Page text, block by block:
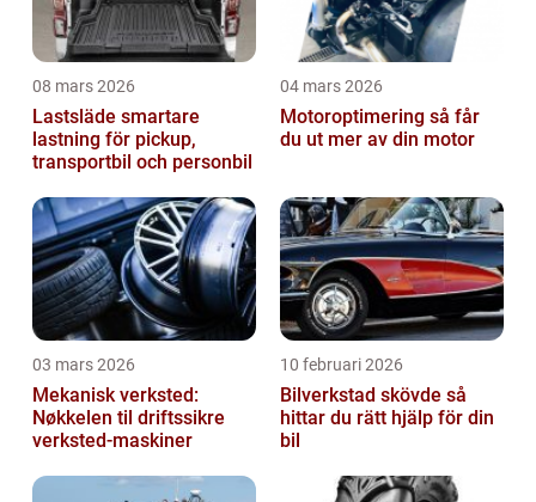
08 mars 2026
Lastsläde smartare
lastning för pickup,
transportbil och personbil
04 mars 2026
Motoroptimering så får
du ut mer av din motor
03 mars 2026
Mekanisk verksted:
Nøkkelen til driftssikre
verksted-maskiner
10 februari 2026
Bilverkstad skövde så
hittar du rätt hjälp för din
bil